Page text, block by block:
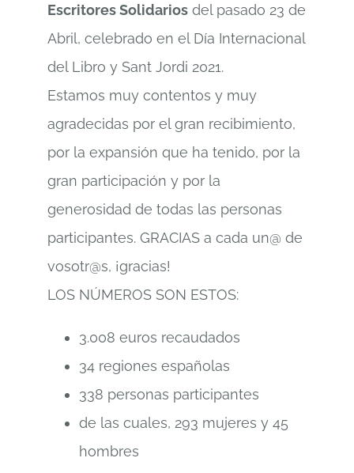
Escritores Solidarios del pasado 23 de
Abril, celebrado en el Día Internacional
del Libro y Sant Jordi 2021.
Estamos muy contentos y muy
agradecidas por el gran recibimiento,
por la expansión que ha tenido, por la
gran participación y por la
generosidad de todas las personas
participantes. GRACIAS a cada un@ de
vosotr@s, ¡gracias!
LOS NÚMEROS SON ESTOS:
3.008 euros recaudados
34 regiones españolas
338 personas participantes
de las cuales, 293 mujeres y 45
hombres